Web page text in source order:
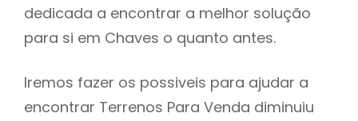
dedicada a encontrar a melhor solução
para si em Chaves o quanto antes.
Iremos fazer os possiveis para ajudar a
encontrar Terrenos Para Venda diminuiu